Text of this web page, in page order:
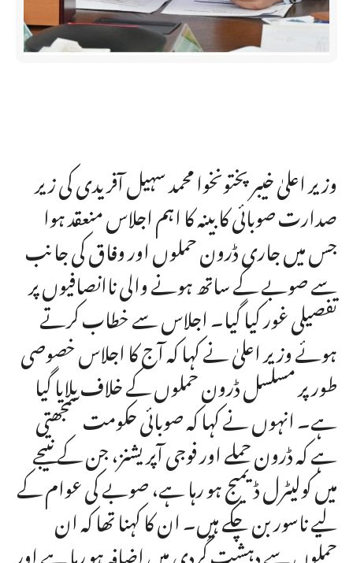
وزیر اعلیٰ خیبر پختونخوا محمد سہیل آفریدی کی زیر
صدارت صوبائی کابینہ کا اہم اجلاس منعقد ہوا
جس میں جاری ڈرون حملوں اور وفاق کی جانب
سے صوبے کے ساتھ ہونے والی ناانصافیوں پر
تفصیلی غور کیا گیا۔ اجلاس سے خطاب کرتے
ہوئے وزیر اعلیٰ نے کہا کہ آج کا اجلاس خصوصی
طور پر مسلسل ڈرون حملوں کے خلاف بلایا گیا
ہے۔ انہوں نے کہا کہ صوبائی حکومت سمجھتی
ہے کہ ڈرون حملے اور فوجی آپریشنز، جن کے نتیجے
میں کولیٹرل ڈیمیج ہو رہا ہے، صوبے کی عوام کے
لیے ناسور بن چکے ہیں۔ ان کا کہنا تھا کہ ان
حملوں سے دہشت گردی میں اضافہ ہو رہا ہے اور